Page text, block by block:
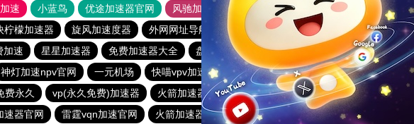
速 小蓝鸟 优途加速器官网 风驰加速器
旋风加速器
柠檬加速器 旋风加速度器 外网网址导航 软件中心 雷霆加速
狂飙加速器
加速 星星加速器 免费加速器大全 盘古加速器官网
加速器免费
神灯加速npv官网 一元机场 快喵vpv加速器 飞速加速器
原子加速器下载安卓
费永久 vp(永久免费)加速器 火箭加速器1.3
能上谷歌的梯子
速器官网 雷霆vqn加速官网 火箭加速器永久免费版2.2.0 起飞加速器永久免费版